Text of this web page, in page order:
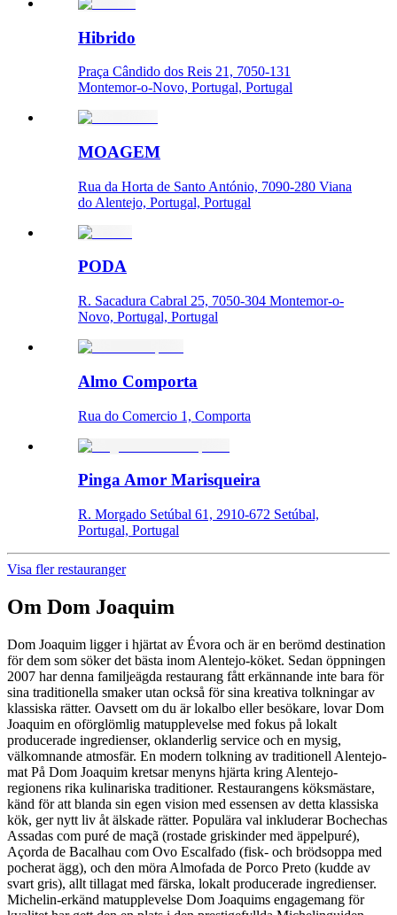
Hibrido
Praça Cândido dos Reis 21, 7050-131
Montemor-o-Novo, Portugal, Portugal
MOAGEM
Rua da Horta de Santo António, 7090-280 Viana
do Alentejo, Portugal, Portugal
PODA
R. Sacadura Cabral 25, 7050-304 Montemor-o-
Novo, Portugal, Portugal
Almo Comporta
Rua do Comercio 1, Comporta
Pinga Amor Marisqueira
R. Morgado Setúbal 61, 2910-672 Setúbal,
Portugal, Portugal
Visa fler restauranger
Om Dom Joaquim
Dom Joaquim ligger i hjärtat av Évora och är en berömd destination
för dem som söker det bästa inom Alentejo-köket. Sedan öppningen
2007 har denna familjeägda restaurang fått erkännande inte bara för
sina traditionella smaker utan också för sina kreativa tolkningar av
klassiska rätter. Oavsett om du är lokalbo eller besökare, lovar Dom
Joaquim en oförglömlig matupplevelse med fokus på lokalt
producerade ingredienser, oklanderlig service och en mysig,
välkomnande atmosfär. En modern tolkning av traditionell Alentejo-
mat På Dom Joaquim kretsar menyns hjärta kring Alentejo-
regionens rika kulinariska traditioner. Restaurangens köksmästare,
känd för att blanda sin egen vision med essensen av detta klassiska
kök, ger nytt liv åt älskade rätter. Populära val inkluderar Bochechas
Assadas com puré de maçã (rostade griskinder med äppelpuré),
Açorda de Bacalhau com Ovo Escalfado (fisk- och brödsoppa med
pocherat ägg), och den möra Almofada de Porco Preto (kudde av
svart gris), allt tillagat med färska, lokalt producerade ingredienser.
Michelin-erkänd matupplevelse Dom Joaquims engagemang för